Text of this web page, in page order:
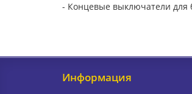
- Концевые выключатели для
Информация